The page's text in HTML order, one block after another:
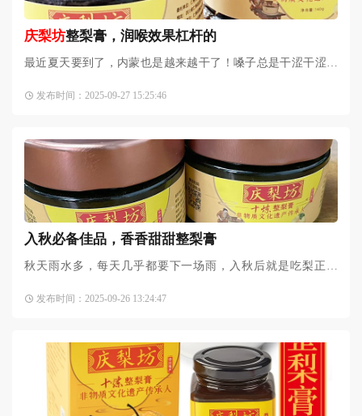
庆梨坊整梨膏，润喉效果杠杆的
最近夏天要到了，内蒙也是越来越干了！嗓子总是干涩干涩的
看了好多各种各样的梨膏
发布时间：2025-09-27 15:25:46
入秋必备佳品，香香甜甜整梨膏
秋天雨水多，每天几乎都要下一场雨，入秋后就是吃梨正应
子吃不太放心，听说整梨膏
发布时间：2025-09-26 13:24:47